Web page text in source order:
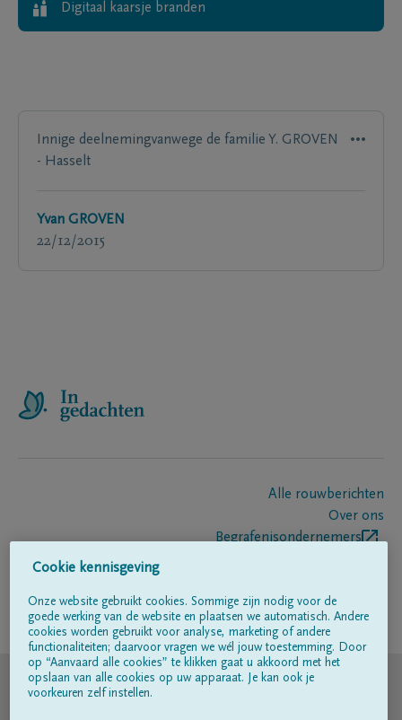
Digitaal kaarsje branden
Innige deelnemingvanwege de familie Y. GROVEN
- Hasselt
Yvan GROVEN
22/12/2015
Alle rouwberichten
Over ons
Begrafenisondernemers
Volg ons op
© DELA
Cookie kennisgeving
Onze website gebruikt cookies. Sommige zijn nodig voor de
goede werking van de website en plaatsen we automatisch. Andere
cookies worden gebruikt voor analyse, marketing of andere
functionaliteiten; daarvoor vragen we wél jouw toestemming. Door
op “Aanvaard alle cookies” te klikken gaat u akkoord met het
opslaan van alle cookies op uw apparaat. Je kan ook je
voorkeuren zelf instellen.